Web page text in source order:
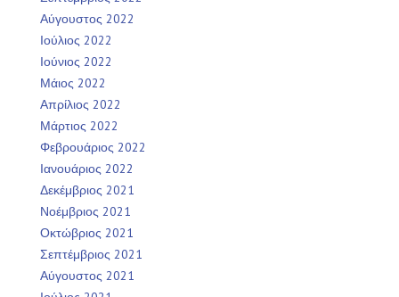
Αύγουστος 2022
Ιούλιος 2022
Ιούνιος 2022
Μάιος 2022
Απρίλιος 2022
Μάρτιος 2022
Φεβρουάριος 2022
Ιανουάριος 2022
Δεκέμβριος 2021
Νοέμβριος 2021
Οκτώβριος 2021
Σεπτέμβριος 2021
Αύγουστος 2021